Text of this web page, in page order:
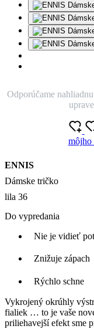
Odporúčame
ENNIS
Dámske tričko
lila 36
môjho
Do vypredania
Nie je vidieť pot
Znižuje zápach
Rýchlo schne
Vykrojený okrúhly
fialiek … to je vaše
priliehavejší efekt sme